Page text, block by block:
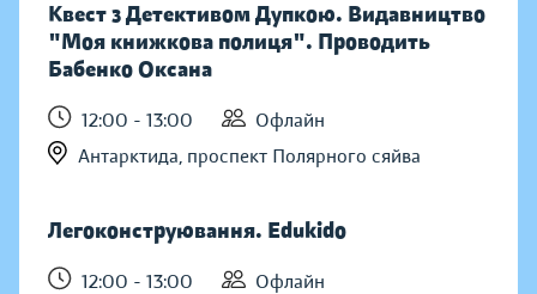
Квест з Детективом Дупкою. Видавництво
"Моя книжкова полиця". Проводить
Бабенко Оксана
12:00 - 13:00
Офлайн
Антарктида, проспект Полярного сяйва
Легоконструювання. Edukido
12:00 - 13:00
Офлайн